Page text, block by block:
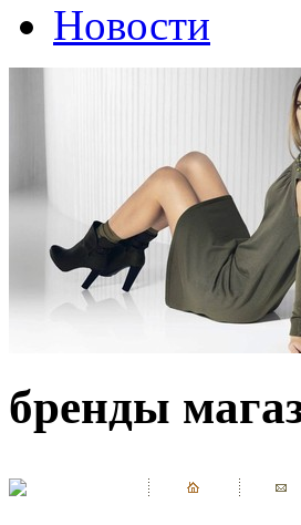
Новости
бренды